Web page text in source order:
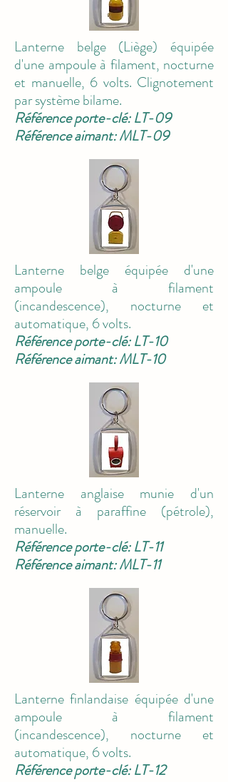
Lanterne belge (Liège) équipée
d'une ampoule à filament, nocturne
et manuelle, 6 volts. Clignotement
par système bilame.
Référence porte-clé: LT-09
Référence aimant: MLT-09
Lanterne belge équipée d'une
ampoule à filament
(incandescence), nocturne et
automatique, 6 volts.
Référence porte-clé: LT-10
Référence aimant: MLT-10
Lanterne anglaise munie d'un
réservoir à paraffine (pétrole),
manuelle.
Référence porte-clé: LT-11
Référence aimant: MLT-11
Lanterne finlandaise équipée d'une
ampoule à filament
(incandescence), nocturne et
automatique, 6 volts.
Référence porte-clé: LT-12